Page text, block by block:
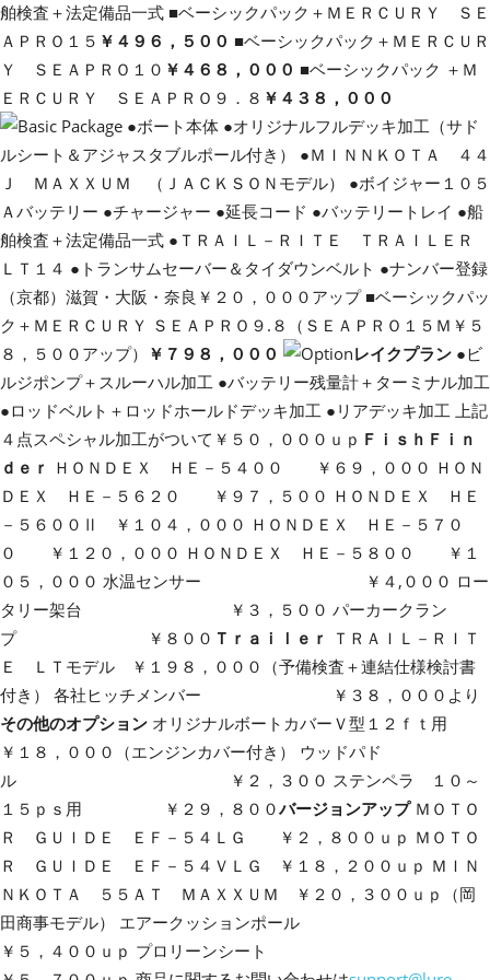
舶検査＋法定備品一式 ■ベーシックパック＋ＭＥＲＣＵＲＹ ＳＥ
ＡＰＲＯ１５ ￥４９６，５００ ■ベーシックパック＋ＭＥＲＣＵＲ
Ｙ ＳＥＡＰＲＯ１０ ￥４６８，０００ ■ベーシックパック ＋Ｍ
ＥＲＣＵＲＹ ＳＥＡＰＲＯ９．８ ￥４３８，０００
●ボート本体 ●オリジナルフルデッキ加工（サド
ルシート＆アジャスタブルポール付き） ●ＭＩＮＮＫＯＴＡ ４４
Ｊ ＭＡＸＸＵＭ （ＪＡＣＫＳＯＮモデル） ●ボイジャー１０５
Ａバッテリー ●チャージャー ●延長コード ●バッテリートレイ ●船
舶検査＋法定備品一式 ●ＴＲＡＩＬ－ＲＩＴＥ ＴＲＡＩＬＥＲ
ＬＴ１４ ●トランサムセーバー＆タイダウンベルト ●ナンバー登録
（京都）滋賀・大阪・奈良￥２０，０００アップ ■ベーシックパッ
ク＋ＭＥＲＣＵＲＹ ＳＥＡＰＲＯ９.８（ＳＥＡＰＲＯ１５Ｍ￥５
８，５００アップ） ￥７９８，０００ レイクプラン ●ビ
ルジポンプ＋スルーハル加工 ●バッテリー残量計＋ターミナル加工
●ロッドベルト＋ロッドホールドデッキ加工 ●リアデッキ加工 上記
４点スペシャル加工がついて￥５０，０００ｕｐ ＦｉｓｈＦｉｎ
ｄｅｒ ＨＯＮＤＥＸ ＨＥ－５４００ ￥６９，０００ ＨＯＮ
ＤＥＸ ＨＥ－５６２０ ￥９７，５００ ＨＯＮＤＥＸ ＨＥ
－５６００Ⅱ ￥１０４，０００ ＨＯＮＤＥＸ ＨＥ－５７０
０ ￥１２０，０００ ＨＯＮＤＥＸ ＨＥ－５８００ ￥１
０５，０００ 水温センサー ￥４,０００ ロー
タリー架台 ￥３，５００ パーカークラン
プ ￥８００ Ｔｒａｉｌｅｒ
ＴＲＡＩＬ－ＲＩＴ
Ｅ ＬＴモデル ￥１９８，０００（予備検査＋連結仕様検討書
付き） 各社ヒッチメンバー ￥３８，０００より
その他のオプション オリジナルボートカバーＶ型１２ｆｔ用
￥１８，０００（エンジンカバー付き） ウッドパド
ル ￥２，３００ ステンペラ １０～
１５ｐｓ用 ￥２９，８００バージョンアップＭＯＴＯ
Ｒ ＧＵＩＤＥ ＥＦ－５４ＬＧ ￥２，８００ｕｐ ＭＯＴＯ
Ｒ ＧＵＩＤＥ ＥＦ－５４ＶＬＧ ￥１８，２００ｕｐ ＭＩＮ
ＮＫＯＴＡ ５５ＡＴ ＭＡＸＸＵＭ ￥２０，３００ｕｐ（岡
田商事モデル） エアークッションポール
￥５，４００ｕｐ プロリーンシート